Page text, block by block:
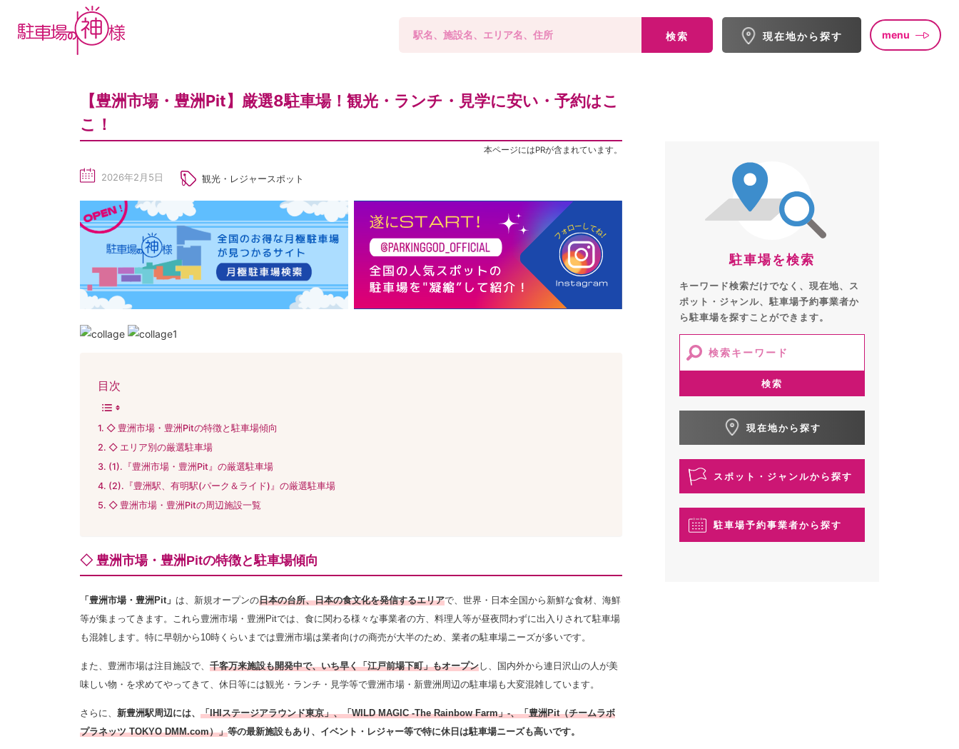
検索 現在地から探す menu
【豊洲市場・豊洲Pit】厳選8駐車場！観光・ランチ・見学に安い・予約はこ
こ！
本ページにはPRが含まれています。
he
du
2026年2月5日 観光・レジャースポット
目次
◇ 豊洲市場・豊洲Pitの特徴と駐車場傾向
◇ エリア別の厳選駐車場
(1).『豊洲市場・豊洲Pit』の厳選駐車場
(2).『豊洲駅、有明駅(パーク＆ライド)』の厳選駐車場
◇ 豊洲市場・豊洲Pitの周辺施設一覧
◇ 豊洲市場・豊洲Pitの特徴と駐車場傾向
「豊洲市場・豊洲Pit」 は、新規オープンの日本の台所、日本の食文化を発信するエリアで、世界・日本全国から新鮮な食材、海鮮
等が集まってきます。これら豊洲市場・豊洲Pitでは、食に関わる様々な事業者の方、料理人等が昼夜問わずに出入りされて駐車場
も混雑します。特に早朝から10時くらいまでは豊洲市場は業者向けの商売が大半のため、業者の駐車場ニーズが多いです。
また、豊洲市場は注目施設で、 千客万来施設も開発中で、いち早く「江戸前場下町」もオープンし、国内外から連日沢山の人が美
味しい物・を求めてやってきて、休日等には観光・ランチ・見学等で豊洲市場・新豊洲周辺の駐車場も大変混雑しています。
さらに、 新豊洲駅周辺には、 「IHIステージアラウンド東京」、「WILD MAGIC -The Rainbow Farm」-、「豊洲Pit（チームラボ
プラネッツ TOKYO DMM.com）」等の最新施設もあり、イベント・レジャー等で特に休日は駐車場ニーズも高いです。
駐車場を検索
キーワード検索だけでなく、現在地、ス
ポット・ジャンル、駐車場予約事業者か
ら駐車場を探すことができます。
検索
現在地から探す
スポット・ジャンルから探す
駐車場予約事業者から探す